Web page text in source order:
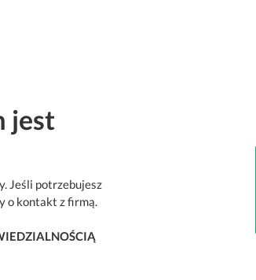
jest
Jeśli potrzebujesz
o kontakt z firmą.